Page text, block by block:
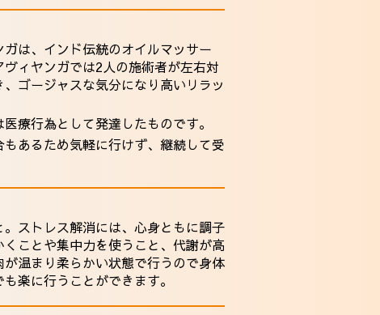
は、インド伝統のオイルマッサー
ィヤンガでは2人の施術者が左右対
ゴージャスな気分になり高いリラッ
療行為として発達したものです。
あるため気軽に行けず、継続して受
ストレス解消には、心身ともに調子
ことや集中力を使うこと、代謝が高
温まり柔らかい状態で行うので身体
楽に行うことができます。